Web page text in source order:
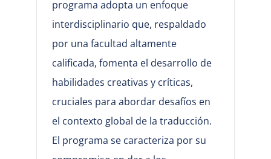
programa adopta un enfoque
interdisciplinario que, respaldado
por una facultad altamente
calificada, fomenta el desarrollo de
habilidades creativas y críticas,
cruciales para abordar desafíos en
el contexto global de la traducción.
El programa se caracteriza por su